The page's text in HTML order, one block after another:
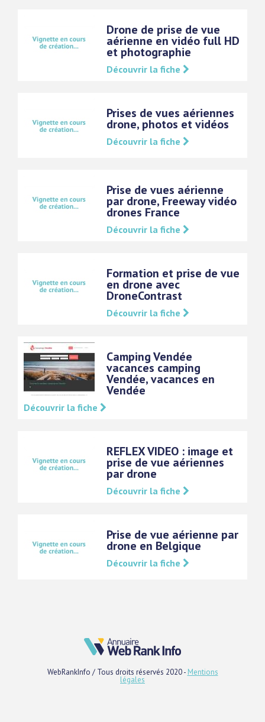
Drone de prise de vue
aérienne en vidéo full HD
et photographie
Découvrir la fiche
Prises de vues aériennes
drone, photos et vidéos
Découvrir la fiche
Prise de vues aérienne
par drone, Freeway vidéo
drones France
Découvrir la fiche
Formation et prise de vue
en drone avec
DroneContrast
Découvrir la fiche
Camping Vendée
vacances camping
Vendée, vacances en
Vendée
Découvrir la fiche
REFLEX VIDEO : image et
prise de vue aériennes
par drone
Découvrir la fiche
Prise de vue aérienne par
drone en Belgique
Découvrir la fiche
WebRankInfo / Tous droits réservés 2020 - Mentions
légales